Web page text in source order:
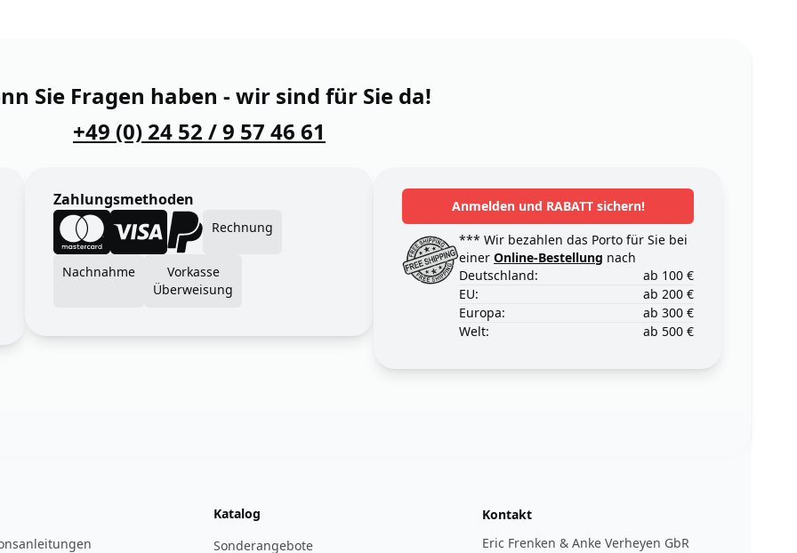
Sie Fragen haben - wir sind für Sie da!
+49 (0) 24 52 / 9 57 46 61
Zahlungsmethoden
Rechnung
Nachnahme
Vorkasse
Überweisung
Anmelden und RABATT sichern!
*** Wir bezahlen das Porto für Sie bei
einer Online-Bestellung nach
Deutschland:
ab 100 €
EU:
ab 200 €
Europa:
ab 300 €
Welt:
ab 500 €
Katalog
Sonderangebote
Kontakt
Eric Frenken & Anke Verheyen GbR